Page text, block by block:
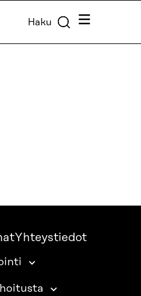
Haku Valikko
Yhteystiedot